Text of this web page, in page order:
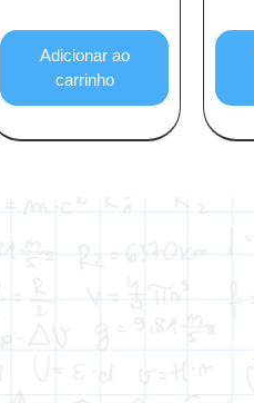
Adicionar ao
carrinho